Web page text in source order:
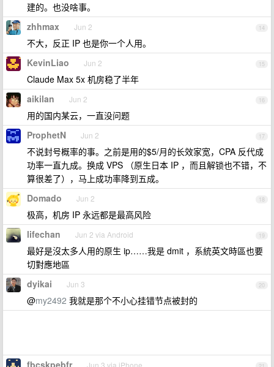
建的。也没啥事。
14
zhhmax Jun 2
不大，反正 IP 也是你一个人用。
15
KevinLiao Jun 2
Claude Max 5x 机房稳了半年
16
aikilan Jun 2
用的国内某云，一直没问题
17
ProphetN Jun 2
不说封号概率的事。之前是用的$5/月的长效家宽，CPA 反代成
功率一直九成。换成 VPS （原生日本 IP ，而且解锁也不错，不
算很差了），马上成功率降到五成。
18
Domado Jun 2
极高，机房 IP 永远都是最高风险
19
lifechan Jun 2 via Android
最好是沒太多人用的原生 ip……我是 dmit ，系統英文時區也要
切對應地區
20
dyikai Jun 3
@my2492 我就是那个不小心挂错节点被封的
fbcskpebfr Jun 3 via iPhone